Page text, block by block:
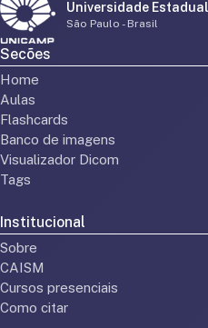
Universidade
São Paulo - Brasil
Secões
Home
Aulas
Flashcards
Banco de imagens
Visualizador Dicom
Tags
Institucional
Sobre
CAISM
Cursos presenciais
Como citar